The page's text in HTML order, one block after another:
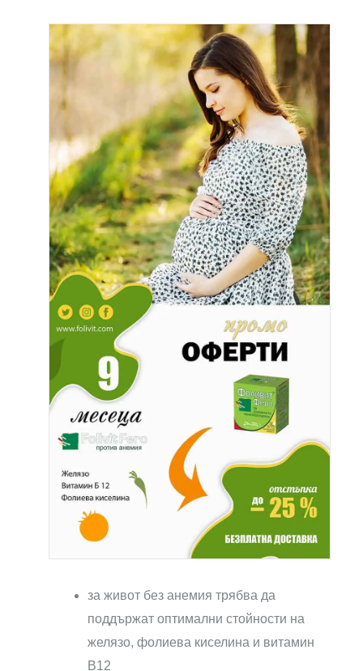
за живот без анемия трябва да
поддържат оптимални стойности на
желязо, фолиева киселина и витамин
В12